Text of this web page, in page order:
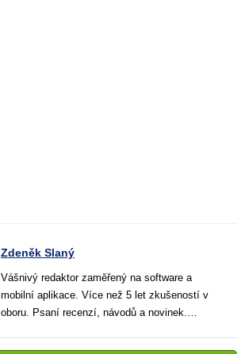
Zdeněk Slaný
Vášnivý redaktor zaměřený na software a
mobilní aplikace. Více než 5 let zkušeností v
oboru. Psaní recenzí, návodů a novinek.
pomáhají čtenářům lépe porozumět a využít